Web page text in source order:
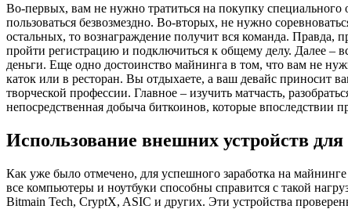
Во-первых, вам не нужно тратиться на покупку
пользоваться безвозмездно. Во-вторых, не нужно
остальных, то вознаграждение получит вся команда. Правда,
пройти регистрацию и подключиться к общему делу. Далее –
деньги. Еще одно достоинство майнинга в том, что вам не
каток или в ресторан. Вы отдыхаете, а ваш девайс приносит
творческой профессии. Главное – изучить матчасть,
непосредственная добыча биткоинов, которые впоследствии
Использование внешних устройств
Как уже было отмечено, для успешного заработка на
все компьютеры и ноутбуки способны справится с такой
Bitmain Tech, CryptX, ASIC и других. Эти устройства